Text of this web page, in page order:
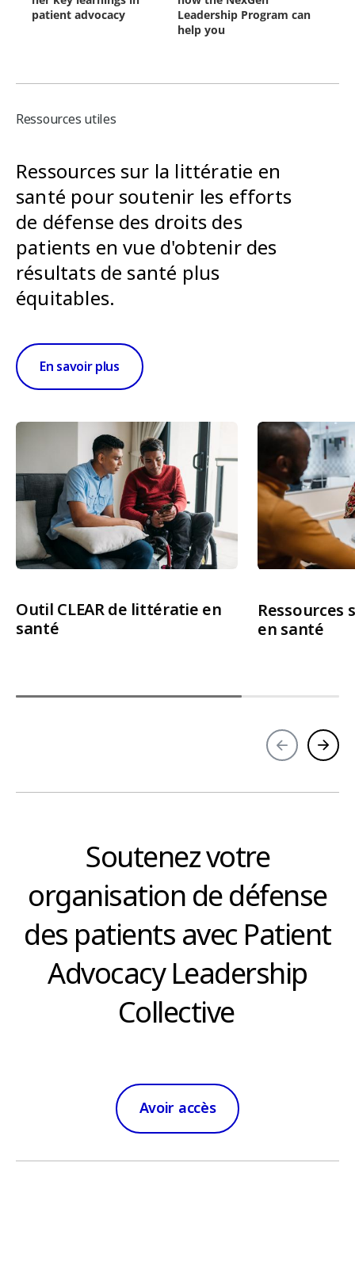
Ressources utiles
Ressources sur la littératie en
santé pour soutenir les efforts
de défense des droits des
patients en vue d'obtenir des
résultats de santé plus
équitables.
En savoir plus
Outil CLEAR de littératie en
santé
en santé
Soutenez votre
organisation de défense
des patients avec Patient
Advocacy Leadership
Collective
Avoir accès